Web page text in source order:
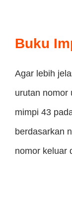
Buku
Agar lebih
urutan nomor
mimpi 43
berdasarkan
nomor keluar